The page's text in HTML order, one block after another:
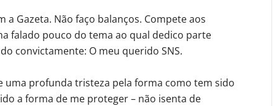
Gazeta. Não faço balanços. Compete aos
falado pouco do tema ao qual dedico parte
convictamente: O meu querido SNS.
uma profunda tristeza pela forma como tem sido
a forma de me proteger – não isenta de